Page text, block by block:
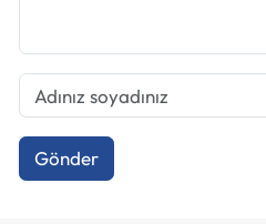
Gönder